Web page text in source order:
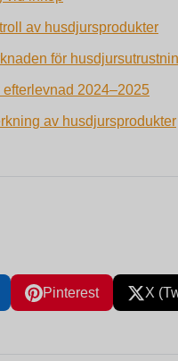
av husdjursprodukter
för
2024–2025
av husdjursprodukter
Pinterest X